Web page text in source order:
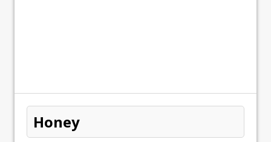
Honey